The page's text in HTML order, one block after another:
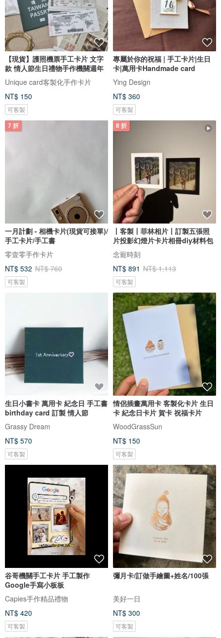
【現貨】護照機票手工卡片 文字
款 情人節生日禮物手作機關週年
Unique card客製化手作卡片
NT$ 150
可客製
專屬於你的祝福 | 手工卡片|生日
卡|萬用卡Handmade card
Ying Design
NT$ 360
可客製
7 折
一月計劃 - 相機卡片(現貨可接單)/
手工卡片/手工書
零壹零手作卡片
NT$ 532 NT$ 760
可客製
8 折
丨客製丨菲林相片丨訂製五張照
片投影幻燈片卡片相冊diy材料包
念寵時刻
NT$ 891 NT$ 1,113
可客製
生日小書卡 萬用卡 紀念日 手工書
birthday card 訂製 情人節
Grassy Dream
NT$ 570
可客製
情侶插畫萬用卡 客製化卡片 生日
卡 紀念日卡片 賀卡 祝福卡片
WoodGrassSun
NT$ 150
可客製
谷哥機關手工卡片 手工製作
Google手寫小板板
Capies手作精品禮物
NT$ 420
可客製
彌月卡/訂做手繪圖+姓名/100張
美好一日
NT$ 300
可客製